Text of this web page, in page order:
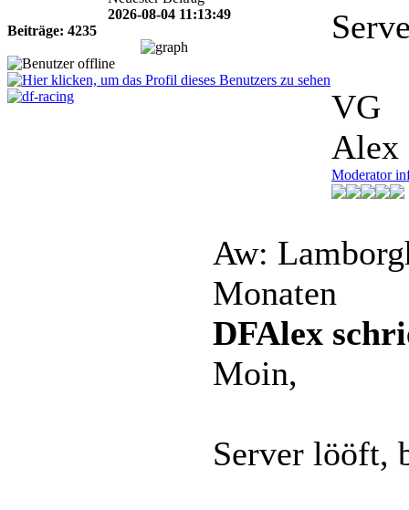
2026-08-04 11:13:49
Beiträge: 4235
VG
Alex
Moderator
Aw:
Monaten
DFAlex
Moin,
Server lööft,